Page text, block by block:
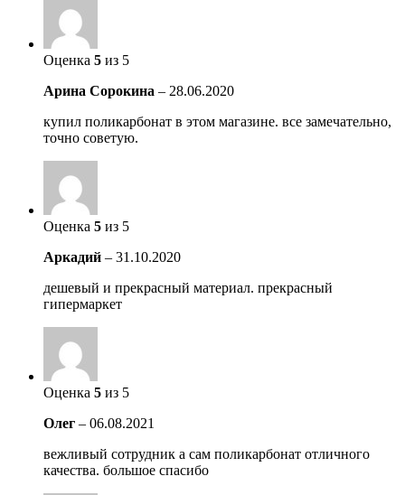
Оценка 5 из 5
Арина Сорокина – 28.06.2020
купил поликарбонат в этом магазине. все замечательно,
точно советую.
Оценка 5 из 5
Аркадий – 31.10.2020
дешевый и прекрасный материал. прекрасный
гипермаркет
Оценка 5 из 5
Олег – 06.08.2021
вежливый сотрудник а сам поликарбонат отличного
качества. большое спасибо